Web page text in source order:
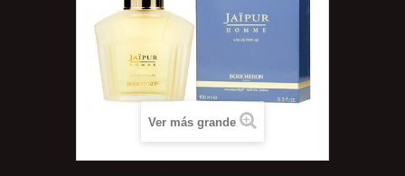
Ver más grande